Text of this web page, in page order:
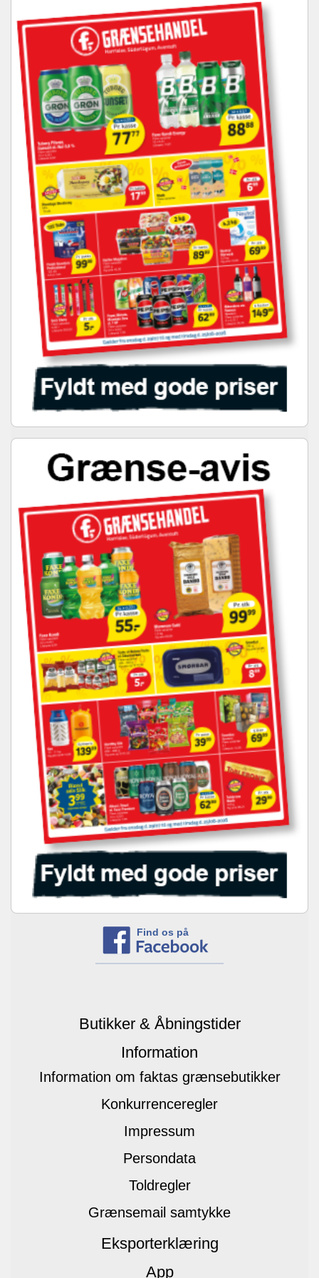
Find os på
Butikker & Åbningstider
Information
Information om faktas grænsebutikker
Konkurrenceregler
Impressum
Persondata
Toldregler
Grænsemail samtykke
Eksporterklæring
App